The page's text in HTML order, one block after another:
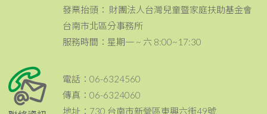
發票抬頭： 財團法人台灣兒童暨家庭扶助基金會
台南市北區分事務所
服務時間：星期一 ~ 六 8:00~17:30
電話：06-6324560
傳真：06-6324060
地址：730 台南市新營區東興六街49號